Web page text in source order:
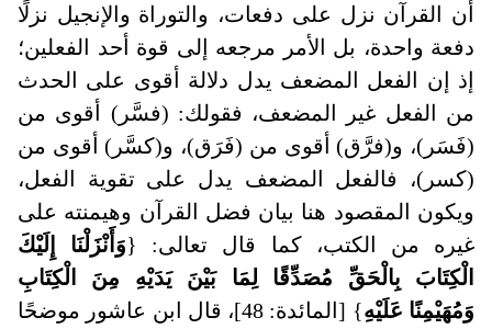
أن القرآن نزل على دفعات، والتوراة والإنجيل نزلًا
دفعة واحدة، بل الأمر مرجعه إلى قوة أحد الفعلين؛
إذ إن الفعل المضعف يدل دلالة أقوى على الحدث
من الفعل غير المضعف، فقولك: (فسَّر) أقوى من
(فَسَر)، و(فرَّق) أقوى من (فَرَق)، و(كسَّر) أقوى من
(كسر)، فالفعل المضعف يدل على تقوية الفعل،
ويكون المقصود هنا بيان فضل القرآن وهيمنته على
غيره من الكتب، كما قال تعالى: {وَأَنْزَلْنَا إِلَيْكَ
الْكِتَابَ بِالْحَقِّ مُصَدِّقًا لِمَا بَيْنَ يَدَيْهِ مِنَ الْكِتَابِ
وَمُهَيْمِنًا عَلَيْهِ
} [المائدة: 48]، قال ابن عاشور موضحًا